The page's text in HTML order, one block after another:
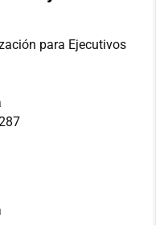
para Ejecutivos